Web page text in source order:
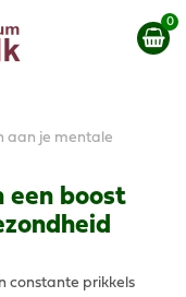
aan je mentale
een boost
constante prikkels